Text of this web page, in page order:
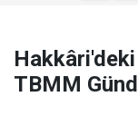
TBMM